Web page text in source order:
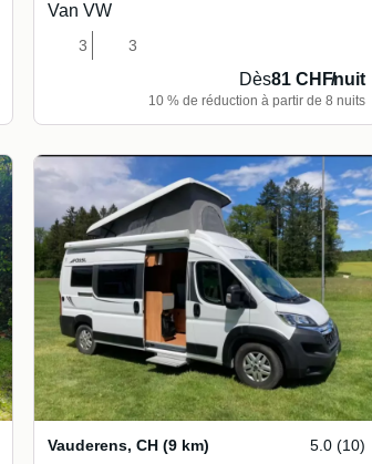
Van VW
3 3
Dès81 CHF/nuit
10 % de réduction à partir de 8 nuits
Vauderens, CH (9 km) 5.0 (10)